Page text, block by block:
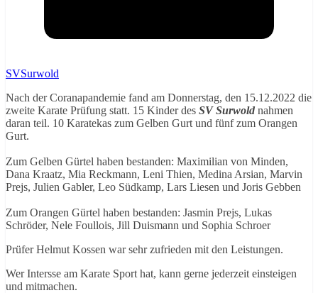
SVSurwold
Nach der Coranapandemie fand am Donnerstag, den 15.12.2022 die
zweite Karate Prüfung statt. 15 Kinder des SV Surwold nahmen
daran teil. 10 Karatekas zum Gelben Gurt und fünf zum Orangen
Gurt.
Zum Gelben Gürtel haben bestanden: Maximilian von Minden,
Dana Kraatz, Mia Reckmann, Leni Thien, Medina Arsian, Marvin
Prejs, Julien Gabler, Leo Südkamp, Lars Liesen und Joris Gebben
Zum Orangen Gürtel haben bestanden: Jasmin Prejs, Lukas
Schröder, Nele Foullois, Jill Duismann und Sophia Schroer
Prüfer Helmut Kossen war sehr zufrieden mit den Leistungen.
Wer Intersse am Karate Sport hat, kann gerne jederzeit einsteigen
und mitmachen.